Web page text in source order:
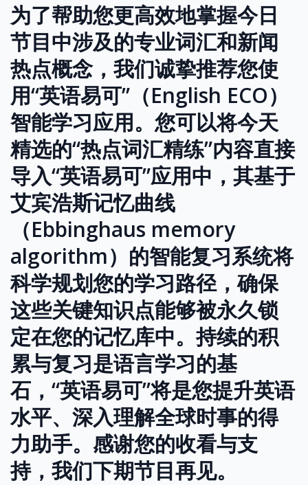
为了帮助您更高效地掌握今日
节目中涉及的专业词汇和新闻
热点概念，我们诚挚推荐您使
用“英语易可”（English ECO）
智能学习应用。您可以将今天
精选的“热点词汇精练”内容直接
导入“英语易可”应用中，其基于
艾宾浩斯记忆曲线
（Ebbinghaus memory
algorithm）的智能复习系统将
科学规划您的学习路径，确保
这些关键知识点能够被永久锁
定在您的记忆库中。持续的积
累与复习是语言学习的基
石，“英语易可”将是您提升英语
水平、深入理解全球时事的得
力助手。感谢您的收看与支
持，我们下期节目再见。